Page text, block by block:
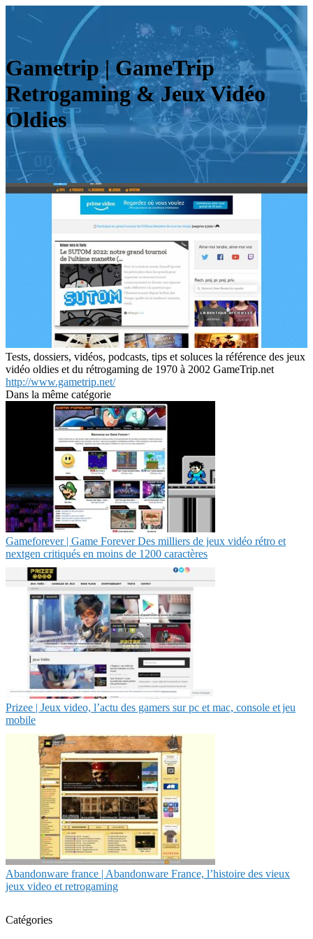
Gametrip | GameTrip
Retrogaming & Jeux Vidéo
Oldies
Tests, dossiers, vidéos, podcasts, tips et soluces la référence des jeux
vidéo oldies et du rétrogaming de 1970 à 2002 GameTrip.net
http://www.gametrip.net/
Dans la même catégorie
Gameforever | Game Forever Des milliers de jeux vidéo rétro et
nextgen critiqués en moins de 1200 caractères
Prizee | Jeux video, l’actu des gamers sur pc et mac, console et jeu
mobile
Abandonware france | Abandonware France, l’histoire des vieux
jeux video et retrogaming
Catégories